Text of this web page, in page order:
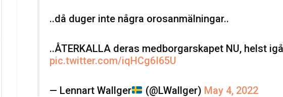
..då duger inte några orosanmälningar..
..ÅTERKALLA deras medborgarskapet NU, helst
pic.twitter.com/iqHCg6I65U
— Lennart Wallger (@LWallger) May 4, 2022